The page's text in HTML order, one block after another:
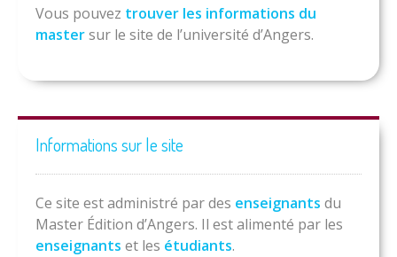
Vous pouvez trouver les informations du
mastersur le site de l’université d’Angers.
Informations sur le site
Ce site est administré par des enseignants du
Master Édition d’Angers. Il est alimenté par les
enseignants et les étudiants.